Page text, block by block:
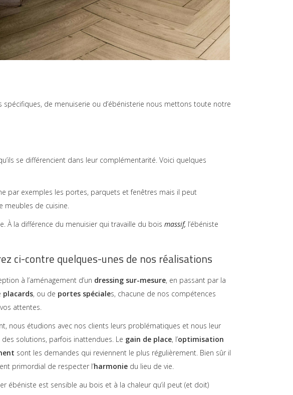
spécifiques, de menuiserie ou d’ébénisterie nous mettons toute notre
se différencient dans leur complémentarité. Voici quelques
par exemples les portes, parquets et fenêtres mais il peut
meubles de cuisine.
À la différence du menuisier qui travaille du bois massif, l’ébéniste
ci-contre quelques-unes de nos réalisations
à l’aménagement d’un dressing sur-mesure, en passant par la
placards, ou de portes spéciales, chacune de nos compétences
attentes.
nous étudions avec nos clients leurs problématiques et nous leur
solutions, parfois inattendues. Le gain de place, l’optimisation
sont les demandes qui reviennent le plus régulièrement. Bien sûr il
primordial de respecter l’harmonie du lieu de vie.
ébéniste est sensible au bois et à la chaleur qu’il peut (et doit)